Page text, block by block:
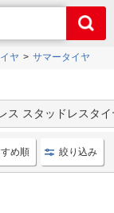
ヤ サマータイヤ
ス スタッドレスタイ
交換用のサイズ・種類
め順 絞り込み